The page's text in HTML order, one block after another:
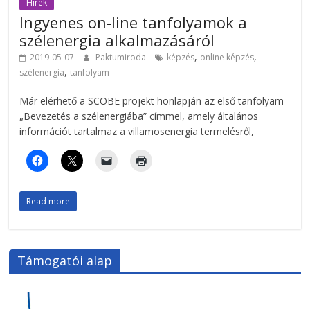
Hírek
Ingyenes on-line tanfolyamok a
szélenergia alkalmazásáról
2019-05-07 Paktumiroda képzés, online képzés,
szélenergia,tanfolyam
Már elérhető a SCOBE projekt honlapján az első tanfolyam
„Bevezetés a szélenergiába” címmel, amely általános
információt tartalmaz a villamosenergia termelésről,
Read more
Támogatói alap